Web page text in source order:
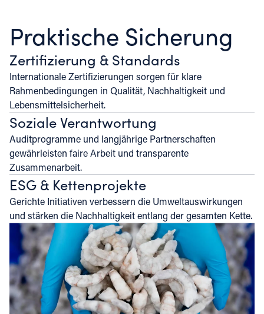
Praktische Sicherung
Zertifizierung & Standards
Internationale Zertifizierungen sorgen für klare
Rahmenbedingungen in Qualität, Nachhaltigkeit und
Lebensmittelsicherheit.
Soziale Verantwortung
Auditprogramme und langjährige Partnerschaften
gewährleisten faire Arbeit und transparente
Zusammenarbeit.
ESG & Kettenprojekte
Gerichte Initiativen verbessern die Umweltauswirkungen
und stärken die Nachhaltigkeit entlang der gesamten Kette.